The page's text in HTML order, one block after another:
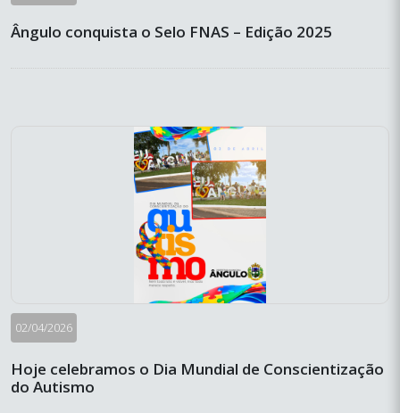
Ângulo conquista o Selo FNAS – Edição 2025
02/04/2026
Hoje celebramos o Dia Mundial de Conscientização
do Autismo